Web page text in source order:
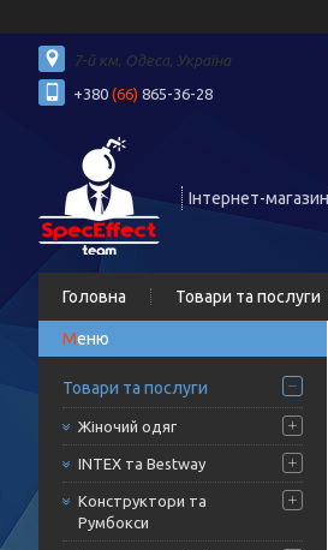
7-й км, Одеса, Україна
+380 (66) 865-36-28
Інтернет-
Головна Товари та послуги
Товари та послуги
Жіночий одяг
INTEX та Bestway
Конструктори та
Румбокси